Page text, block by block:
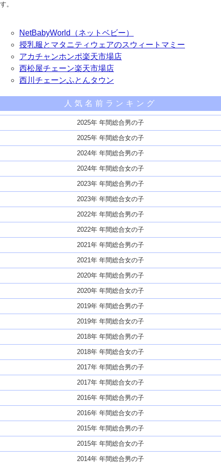
す。
NetBabyWorld（ネットベビー）
授乳服とマタニティウェアのスウィートマミー
アカチャンホンポ楽天市場店
西松屋チェーン楽天市場店
西川チェーンふとんタウン
人気名前ランキング
2025年 年間総合男の子
2025年 年間総合女の子
2024年 年間総合男の子
2024年 年間総合女の子
2023年 年間総合男の子
2023年 年間総合女の子
2022年 年間総合男の子
2022年 年間総合女の子
2021年 年間総合男の子
2021年 年間総合女の子
2020年 年間総合男の子
2020年 年間総合女の子
2019年 年間総合男の子
2019年 年間総合女の子
2018年 年間総合男の子
2018年 年間総合女の子
2017年 年間総合男の子
2017年 年間総合女の子
2016年 年間総合男の子
2016年 年間総合女の子
2015年 年間総合男の子
2015年 年間総合女の子
2014年 年間総合男の子